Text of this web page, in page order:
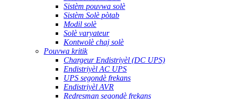
Sistèm pouvwa solè
Sistèm Solè pòtab
Modil solè
Solè varyateur
Kontwolè chaj solè
Pouvwa kritik
Chargeur Endistriyèl (DC UPS)
Endistriyèl AC UPS
UPS segondè frekans
Endistriyèl AVR
Redresman segondè frekans